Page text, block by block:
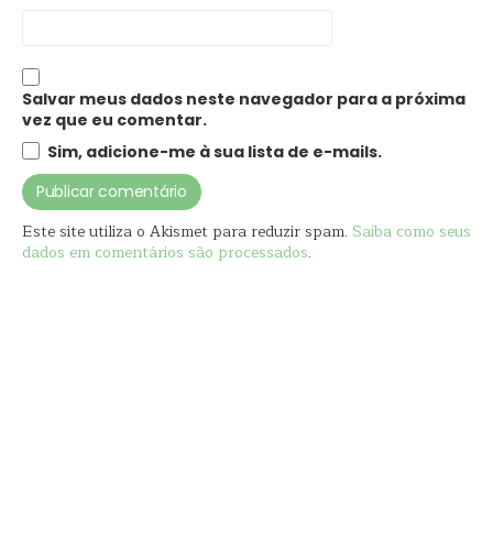
Salvar meus dados neste navegador para a próxima
vez que eu comentar.
Sim, adicione-me à sua lista de e-mails.
Este site utiliza o Akismet para reduzir spam. Saiba como seus
dados em comentários são processados.